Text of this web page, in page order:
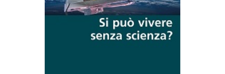
AGGIUNGI AL CARRELLO